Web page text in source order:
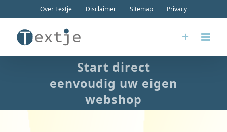
Over Textje Disclaimer Sitemap Privacy
Start direct
eenvoudig uw eigen
webshop